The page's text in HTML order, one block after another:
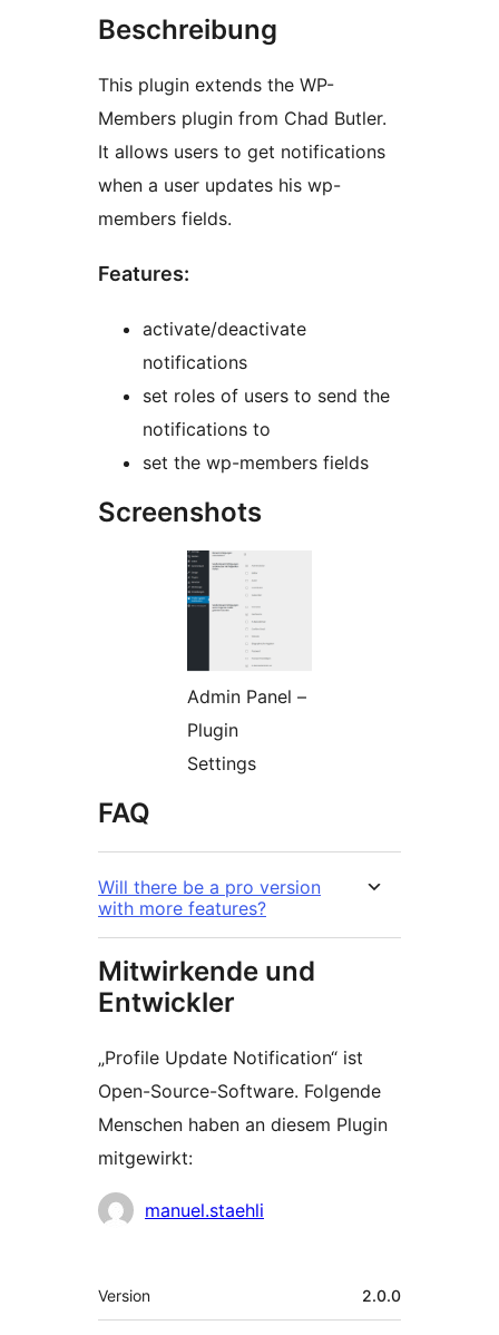
Beschreibung
This plugin extends the WP-
Members plugin from Chad Butler.
It allows users to get notifications
when a user updates his wp-
members fields.
Features:
activate/deactivate
notifications
set roles of users to send the
notifications to
set the wp-members fields
Screenshots
Admin Panel –
Plugin
Settings
FAQ
Will there be a pro version
with more features?
Mitwirkende und
Entwickler
„Profile Update Notification“ ist
Open-Source-Software. Folgende
Menschen haben an diesem Plugin
mitgewirkt:
Mitwirkende
manuel.staehli
Meta
Version 2.0.0